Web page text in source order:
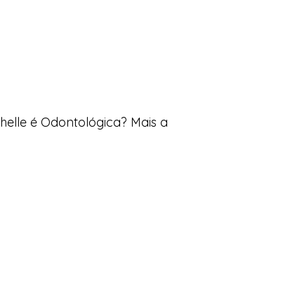
é Odontológica? Mais a